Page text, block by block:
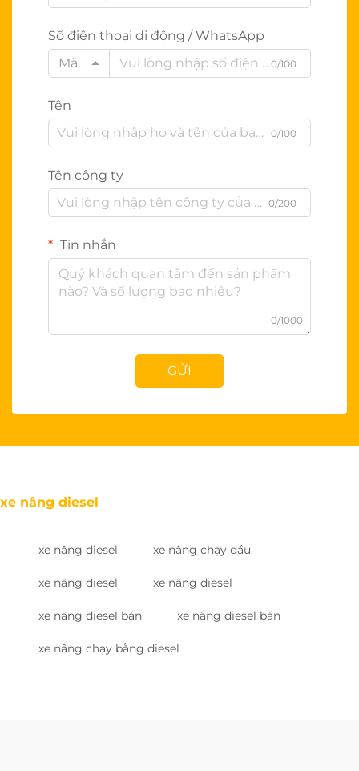
Số điện thoại di động / WhatsApp
Mã
0/100
Tên
0/100
Tên công ty
0/200
Tin nhắn
0/1000
GỬI
xe nâng diesel
xe nâng diesel xe nâng chạy dầu
xe nâng diesel xe nâng diesel
xe nâng diesel bán xe nâng diesel bán
xe nâng chạy bằng diesel